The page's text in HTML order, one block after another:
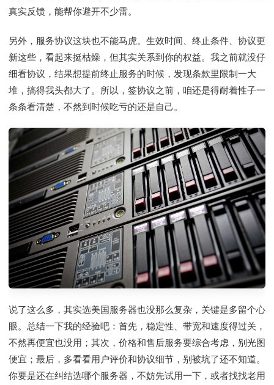
真实反馈，能帮你避开不少雷。
另外，服务协议这块也不能马虎。生效时间、终止条件、协议更
新这些，看起来挺枯燥，但其实关系到你的权益。我之前就没仔
细看协议，结果想提前终止服务的时候，发现条款里限制一大
堆，搞得我头都大了。所以，签协议之前，咱还是得耐着性子一
条条看清楚，不然到时候吃亏的还是自己。
说了这么多，其实选美国服务器也没那么复杂，关键是多留个心
眼。总结一下我的经验吧：首先，稳定性、带宽和速度得过关，
不然再便宜也没用；其次，价格和售后服务要综合考虑，别光图
便宜；最后，多看看用户评价和协议细节，别被坑了还不知道。
你要是还在纠结选哪个服务器，不妨先试用一下，或者找找老用